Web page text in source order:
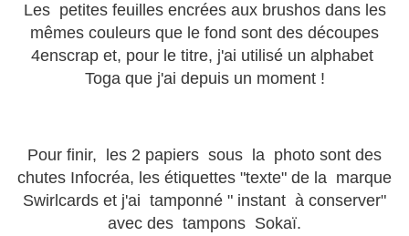
Les petites feuilles encrées aux brushos dans les
mêmes couleurs que le fond sont des découpes
4enscrap et, pour le titre, j'ai utilisé un alphabet
Toga que j'ai depuis un moment !
Pour finir, les 2 papiers sous la photo sont des
chutes Infocréa, les étiquettes "texte" de la marque
Swirlcards et j'ai tamponné " instant à conserver"
avec des tampons Sokaï.